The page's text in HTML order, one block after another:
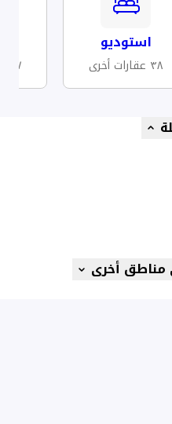
استوديو
٣٨ عقارات أخرى ٢٧ عقارات أخرى
أخرى